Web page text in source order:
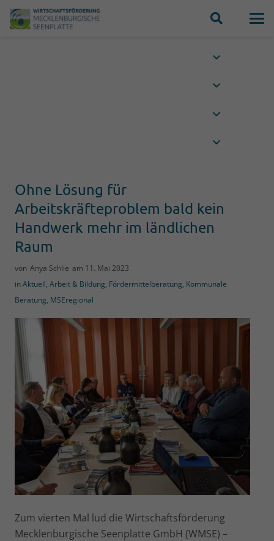
Ohne Lösung für
Arbeitskräfteproblem bald kein
Handwerk mehr im ländlichen
Raum
von Anya Schlie am 11. Mai 2023
inAktuell, Arbeit & Bildung, Fördermittelberatung, Kommunale
Beratung, MSEregional
Zum vierten Mal lud die Wirtschaftsförderung
Mecklenburgische Seenplatte GmbH (WMSE) –